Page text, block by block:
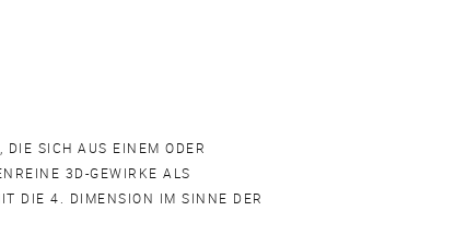
SICH AUS EINEM ODER
3D-GEWIRKE ALS
DIE 4. DIMENSION IM SINNE DER